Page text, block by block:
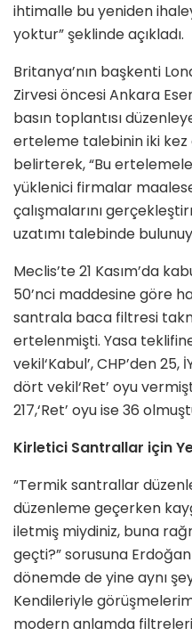
ihtimalle bu yeniden
yoktur” şeklinde açıkladı.
Britanya’nın başkenti
Zirvesi öncesi Ankara
basın toplantısı
erteleme talebinin iki
belirterek, “Bu
yüklenici firmalar
çalışmalarını
uzatımı talebinde
Meclis’te 21 Kasım’da
50’nci maddesine göre
santrala baca filtresi
ertelenmişti. Yasa teklifine
vekil‘Kabul’, CHP’den 25,
dört vekil‘Ret’ oyu
217,‘Ret’ oyu ise 36
Kirletici Santrallar için
“Termik santrallar
düzenleme geçerken
iletmiş miydiniz, buna
geçti?” sorusuna Erdoğan
dönemde de yine aynı
Kendileriyle
modern anlamda